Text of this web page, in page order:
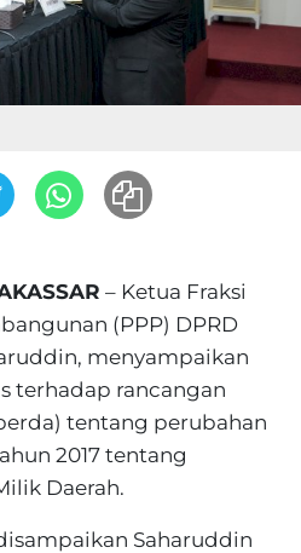
– Ketua Fraksi
(PPP) DPRD
menyampaikan
terhadap rancangan
tentang perubahan
2017 tentang
Daerah.
Saharuddin